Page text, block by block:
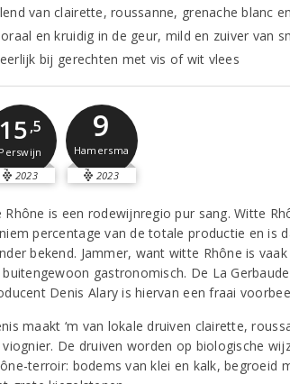
van clairette, roussanne, grenache blanc
en kruidig in de geur, mild en zuiver van
bij gerechten met vis of wit vlees
15,5
Perswijn
2023
9
Hamersma
2023
Rhône is een rodewijnregio pur sang. Witte
percentage van de totale productie en is
bekend. Jammer, want witte Rhône is
buitengewoon gastronomisch. De La
Denis Alary is hiervan een fraai
maakt ‘m van lokale druiven clairette,
viognier. De druiven worden op biologische
terroir: bodems van klei en kalk, begroeid